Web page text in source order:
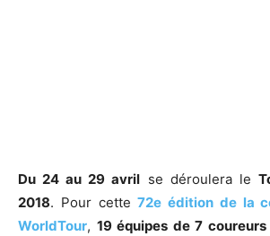
Du 24 au 29 avril se déroulera le
2018. Pour cette72e édition de la
WorldTour, 19 équipes de 7